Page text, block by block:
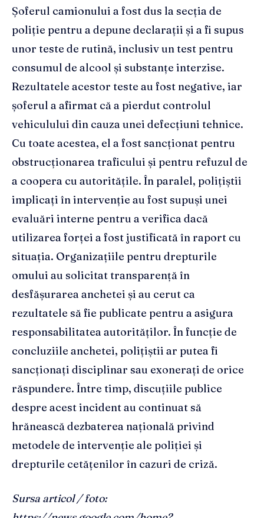
Șoferul camionului a fost dus la secția de
poliție pentru a depune declarații și a fi supus
unor teste de rutină, inclusiv un test pentru
consumul de alcool și substanțe interzise.
Rezultatele acestor teste au fost negative, iar
șoferul a afirmat că a pierdut controlul
vehiculului din cauza unei defecțiuni tehnice.
Cu toate acestea, el a fost sancționat pentru
obstrucționarea traficului și pentru refuzul de
a coopera cu autoritățile. În paralel, polițiștii
implicați în intervenție au fost supuși unei
evaluări interne pentru a verifica dacă
utilizarea forței a fost justificată în raport cu
situația. Organizațiile pentru drepturile
omului au solicitat transparență în
desfășurarea anchetei și au cerut ca
rezultatele să fie publicate pentru a asigura
responsabilitatea autorităților. În funcție de
concluziile anchetei, polițiștii ar putea fi
sancționați disciplinar sau exonerați de orice
răspundere. Între timp, discuțiile publice
despre acest incident au continuat să
hrănească dezbaterea națională privind
metodele de intervenție ale poliției și
drepturile cetățenilor în cazuri de criză.
Sursa articol / foto: